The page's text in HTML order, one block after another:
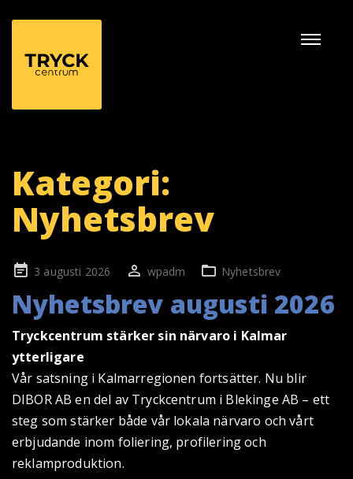
Kategori:
Nyhetsbrev
Publicerad
3 augusti 2026 wpadm Nyhetsbrev
Nyhetsbrev augusti 2026
Tryckcentrum stärker sin närvaro i Kalmar
ytterligare
Vår satsning i Kalmarregionen fortsätter. Nu blir
DIBOR AB en del av Tryckcentrum i Blekinge AB – ett
steg som stärker både vår lokala närvaro och vårt
erbjudande inom foliering, profilering och
reklamproduktion.